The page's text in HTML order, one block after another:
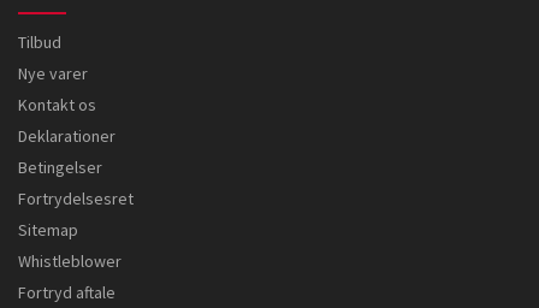
Tilbud
Nye varer
Kontakt os
Deklarationer
Betingelser
Fortrydelsesret
Sitemap
Whistleblower
Fortryd aftale